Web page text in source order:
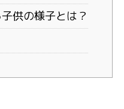
供の様子とは？